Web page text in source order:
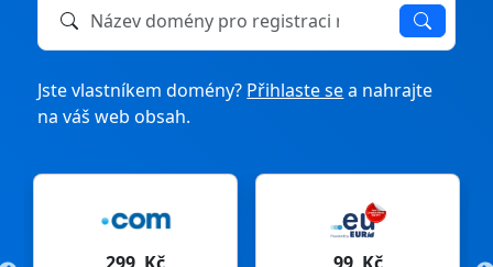
Název domény k registraci nebo převodu
Jste vlastníkem domény? Přihlaste sea nahrajte
na váš web obsah.